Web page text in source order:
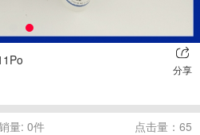
分享
量: 0件 点击量：65